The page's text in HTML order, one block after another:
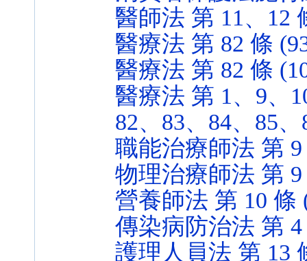
醫師法 第 11、12
醫療法 第 82 條
醫療法 第 82 條
醫療法 第 1、9、
82、83、84、85
職能治療師法 第 9
物理治療師法 第 9
營養師法 第 10 條
傳染病防治法 第 4
護理人員法 第 13